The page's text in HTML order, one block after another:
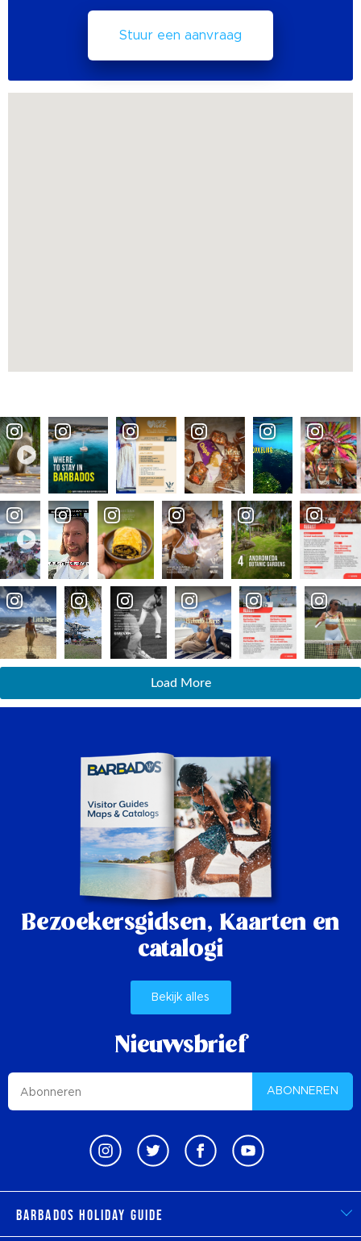
Load More
Bezoekersgidsen, Kaarten en
catalogi
Bekijk alles
Nieuwsbrief
ABONNEREN
Barbados Holiday Guide